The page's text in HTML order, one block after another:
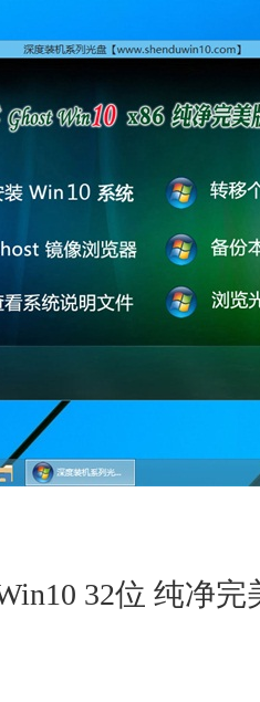
32位 纯净完